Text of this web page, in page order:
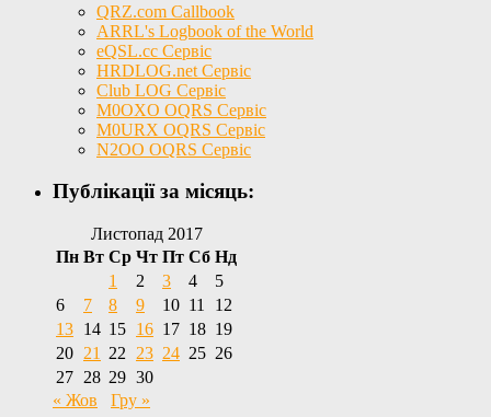
QRZ.com Callbook
ARRL's Logbook of the World
eQSL.cc Сервіс
HRDLOG.net Сервіс
Club LOG Сервіс
M0OXO OQRS Сервіс
M0URX OQRS Сервіс
N2OO OQRS Сервіс
Публікації за місяць:
Листопад 2017
Пн Вт Ср Чт Пт Сб Нд
1
2 3 4
5
6
7 8 9 10 11
12
13 14 15 16 17 18 19
20 21 22 23 24 25 26
27 28 29 30
« Жов
Гру »